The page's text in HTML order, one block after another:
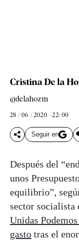
Cristina De la
@delahozm
28 / 06 / 2020 - 22: 00
Seguir en
Después del
unos
equilibrio”,
sector
Unidas
gasto tras el